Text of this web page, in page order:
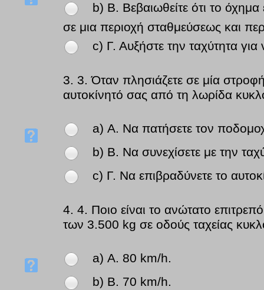
b) Β. Βεβαιωθείτε ότι το όχημα
σε μια περιοχή σταθμεύσεως και
c) Γ. Αυξήστε την ταχύτητα για
3. 3. Όταν πλησιάζετε σε μία
αυτοκίνητό σας από τη λωρίδα
a) Α. Να πατήσετε τον
b) Β. Να συνεχίσετε με την
c) Γ. Να επιβραδύνετε το
4. 4. Ποιο είναι το ανώτατο
των 3.500 kg σε οδούς ταχείας
a) Α. 80 km/h.
b) Β. 70 km/h.